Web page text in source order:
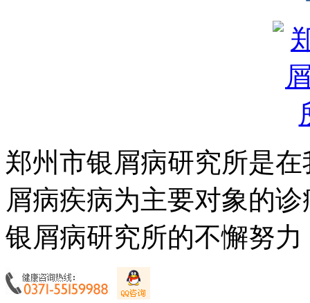
郑州市银屑病研究所是
屑病疾病为主要对象的
银屑病研究所的不懈努